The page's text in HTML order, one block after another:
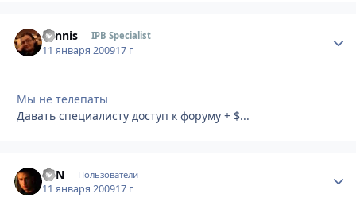
Sannis IPB Specialist
11 января 200917 г
Мы не телепаты
Давать специалисту доступ к форуму + $...
EVN Пользователи
11 января 200917 г